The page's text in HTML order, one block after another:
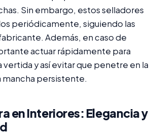
Sin embargo, estos selladores
periódicamente, siguiendo las
Además, en caso de
actuar rápidamente para
vertida y así evitar que penetre en la
mancha persistente.
en Interiores: Elegancia y